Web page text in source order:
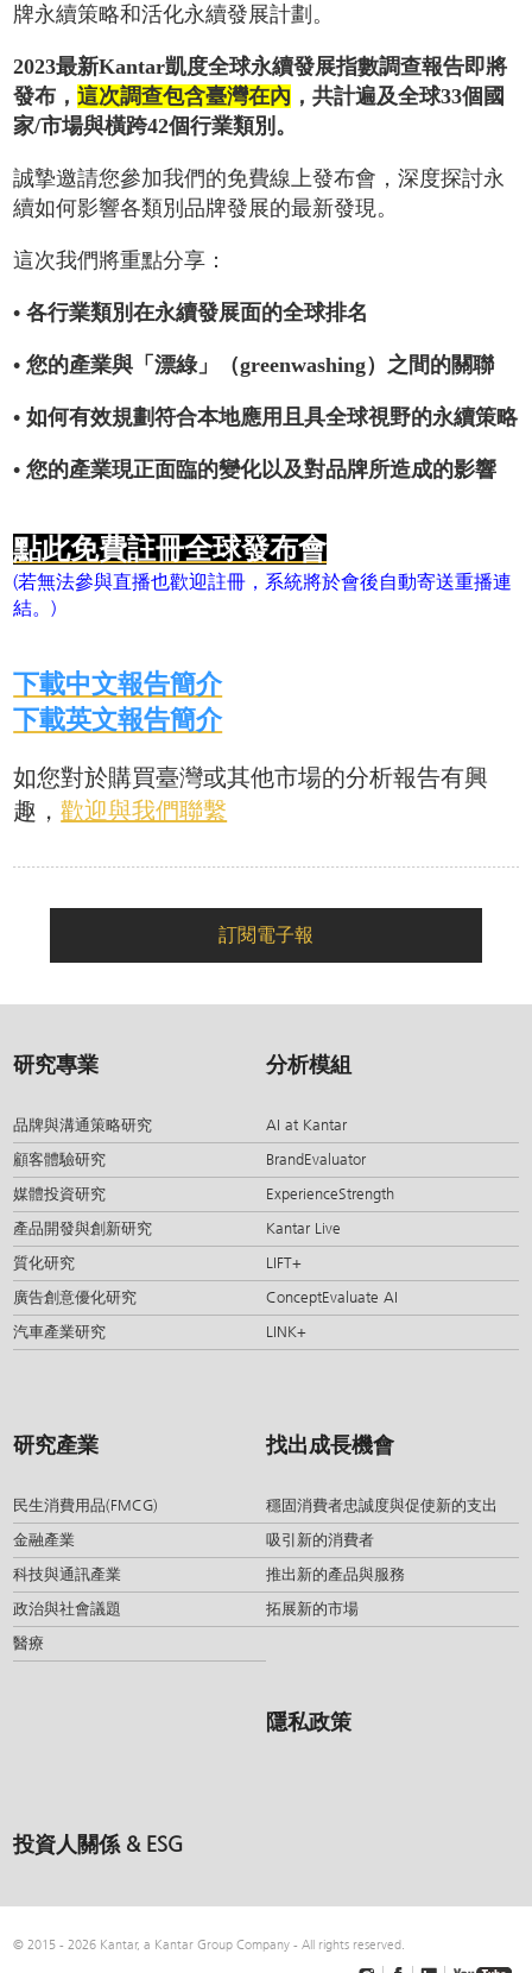
牌永續策略和活化永續發展計劃。
2023最新Kantar凱度全球永續發展指數調查報告即將
發布，這次調查包含臺灣在內 ，共計遍及全球33個國
家/市場與橫跨42個行業類別。
誠摯邀請您參加我們的免費線上發布會，深度探討永
續如何影響各類別品牌發展的最新發現。
這次我們將重點分享：
• 各行業類別在永續發展面的全球排名
• 您的產業與「漂綠」（greenwashing）之間的關聯
• 如何有效規劃符合本地應用且具全球視野的永續策略
• 您的產業現正面臨的變化以及對品牌所造成的影響
點此免費註冊全球發布會
(若無法參與直播也歡迎註冊，系統將於會後自動寄送重播連
結。)
下載中文報告簡介
下載英文報告簡介
如您對於購買臺灣或其他市場的分析報告有興
趣，歡迎與我們聯繫
訂閱電子報
研究專業
品牌與溝通策略研究
顧客體驗研究
媒體投資研究
產品開發與創新研究
質化研究
廣告創意優化研究
汽車產業研究
分析模組
AI at Kantar
BrandEvaluator
ExperienceStrength
Kantar Live
LIFT+
ConceptEvaluate AI
LINK+
研究產業
民生消費用品(FMCG)
金融產業
科技與通訊產業
政治與社會議題
醫療
找出成長機會
穩固消費者忠誠度與促使新的支出
吸引新的消費者
推出新的產品與服務
拓展新的市場
隱私政策
投資人關係 & ESG
© 2015 - 2026 Kantar, a Kantar Group Company - All rights reserved.